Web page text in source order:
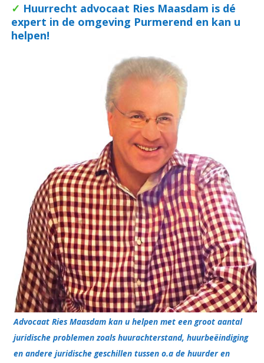
✓ Huurrecht advocaat Ries Maasdam is dé
expert in de omgeving Purmerend en kan u
helpen!
Advocaat Ries Maasdam kan u helpen met een groot aantal
juridische problemen zoals huurachterstand, huurbeëindiging
en andere juridische geschillen tussen o.a de huurder en